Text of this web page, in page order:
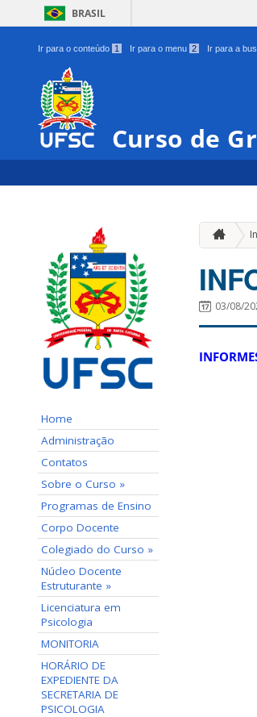
BRASIL
Ir para o conteúdo 1 Ir para o menu 2 Ir para a
Curso de
Home
Administração
Contatos
Sobre o Curso »
Programas de Ensino
Corpo Docente
Colegiado do Curso »
Núcleo Docente
Estruturante »
Licenciatura em
Psicologia
MONITORIA
HORÁRIO DE
EXPEDIENTE DA
SECRETARIA DE
PSICOLOGIA
03/08/